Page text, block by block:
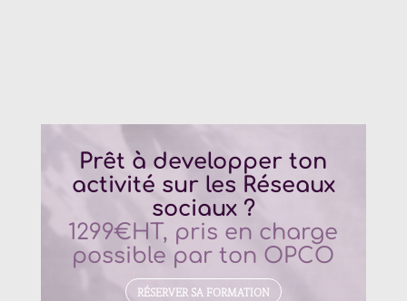
Prêt à developper ton
activité sur les Réseaux
sociaux ?
1299€HT, pris en charge
possible par ton OPCO
RÉSERVER SA FORMATION